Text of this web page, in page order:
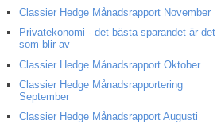
Classier Hedge Månadsrapport November
Privatekonomi - det bästa sparandet är det
som blir av
Classier Hedge Månadsrapport Oktober
Classier Hedge Månadsrapportering
September
Classier Hedge Månadsrapport Augusti